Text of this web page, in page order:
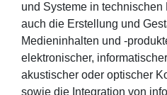
und Systeme in
auch die Erstellung und
Medieninhalten und -
elektronischer,
akustischer oder optischer
sowie die Integration von